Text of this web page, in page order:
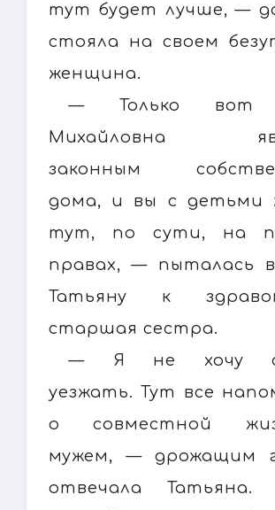
тут будет лучше, —
стояла на своем
женщина.
— Только вот
Михайловна
законным
дома, и вы с детьми
тут, по сути, на
правах, — пыталась
Татьяну к
старшая сестра.
— Я не хочу
уезжать. Тут все
о совместной
мужем, — дрожащим
отвечала